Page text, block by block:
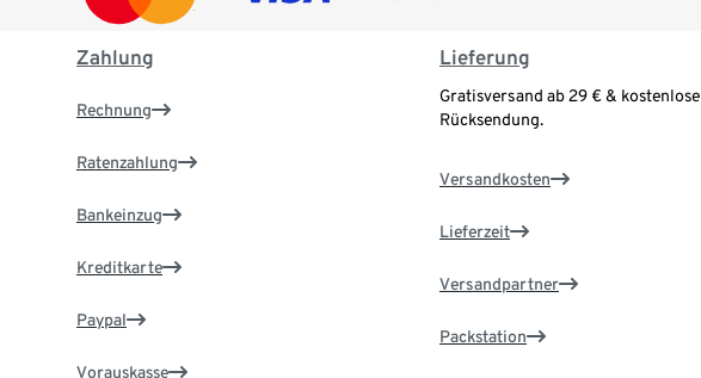
Zahlung
Rechnung
Ratenzahlung
Bankeinzug
Kreditkarte
Paypal
Vorauskasse
Lieferung
Gratisversand ab 29 € & kostenlose
Rücksendung.
Versandkosten
Lieferzeit
Versandpartner
Packstation